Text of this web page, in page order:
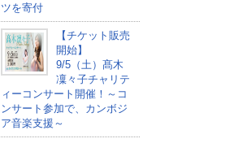
ツを寄付
【チケット販売
開始】
9/5（土）髙木
凜々子チャリテ
ィーコンサート開催！～コ
ンサート参加で、カンボジ
ア音楽支援～